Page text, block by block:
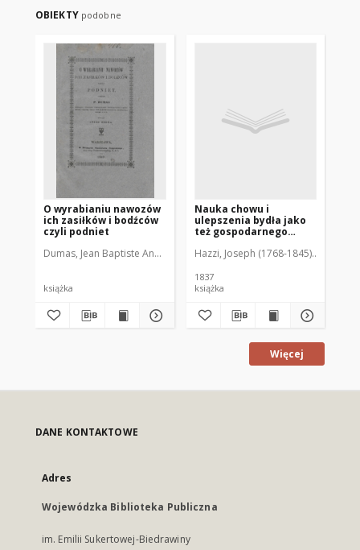
OBIEKTY podobne
O wyrabianiu nawozów
ich zasiłków i bodźców
czyli podniet
Dumas, Jean Baptiste André (1800-1884) Bełza, Józef \d (1805-1888).
książka
Nauka chowu i
ulepszenia bydła jako
też gospodarnego
przepisami
około nabiału,
wyrabiania masła,
tuczenia bydła i cieląt,
urządzenia nawozu;
poznawania i leczenia
chorób, przez każdego
wiejskiego gospodarza
Hazzi, Joseph (1768-1845)
1837
książka
Więcej
DANE KONTAKTOWE
Adres
Wojewódzka Biblioteka Publiczna
im. Emilii Sukertowej-Biedrawiny